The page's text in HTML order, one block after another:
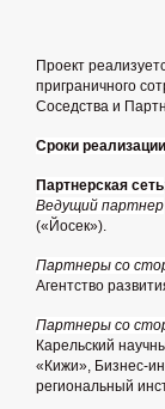
Проект
приграничного
Соседства и
Сроки
Партнерская сеть
Ведущий партнер
(«Йосек»).
Партнеры со
Агентство
Партнеры со
Карельский
«Кижи», Бизнес-
региональный